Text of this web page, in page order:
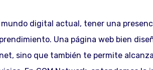
mundo digital actual, tener una
Una página web bien
sino que también te permite